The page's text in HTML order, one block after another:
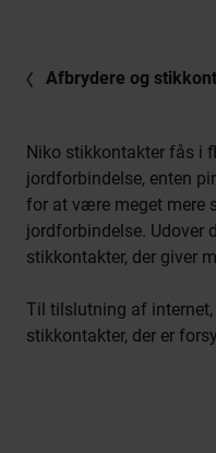
Afbrydere og
Niko stikkontakter fås i
jordforbindelse, enten
for at være meget mere
jordforbindelse. Udover
stikkontakter, der giver
Til tilslutning af
stikkontakter, der er